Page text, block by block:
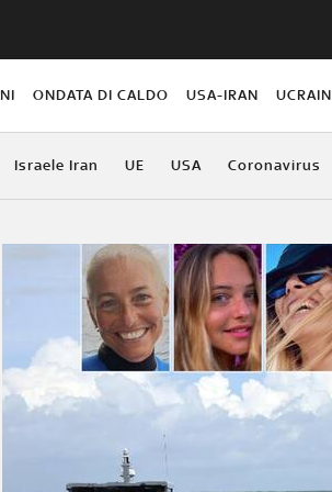
ONDATA DI CALDO USA-IRAN
Israele Iran UE USA Coronavirus